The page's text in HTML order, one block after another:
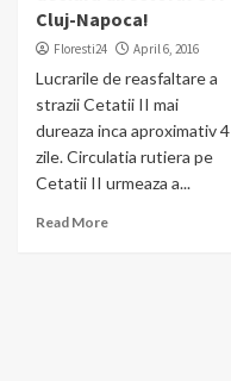
Cluj-Napoca!
Floresti24 April 6, 2016
Lucrarile de reasfaltare a
strazii Cetatii II mai
dureaza inca aproximativ 4
zile. Circulatia rutiera pe
Cetatii II urmeaza a...
Read More